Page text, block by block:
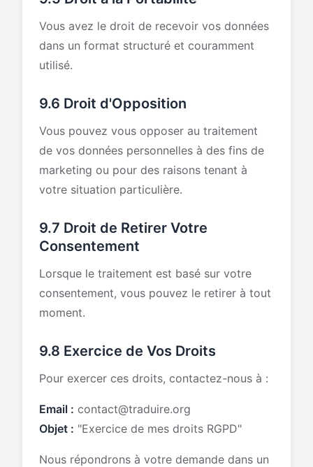
Vous avez le droit de recevoir vos données
dans un format structuré et couramment
utilisé.
9.6 Droit d'Opposition
Vous pouvez vous opposer au traitement
de vos données personnelles à des fins de
marketing ou pour des raisons tenant à
votre situation particulière.
9.7 Droit de Retirer Votre
Consentement
Lorsque le traitement est basé sur votre
consentement, vous pouvez le retirer à tout
moment.
9.8 Exercice de Vos Droits
Pour exercer ces droits, contactez-nous à :
Email : contact@traduire.org
Objet : "Exercice de mes droits RGPD"
Nous répondrons à votre demande dans un